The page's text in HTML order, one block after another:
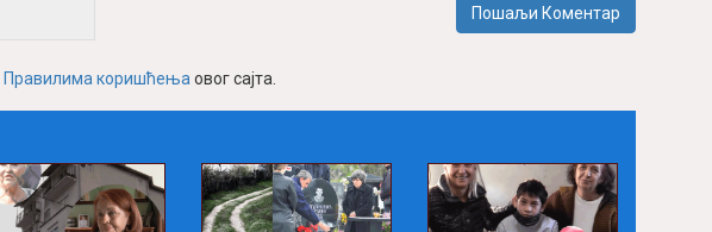
Пошаљи Коментар
Правилима коришћења овог сајта.